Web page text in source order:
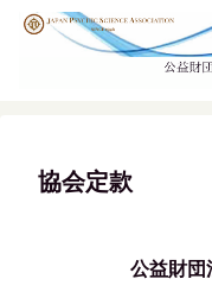
協会定款
公益財団